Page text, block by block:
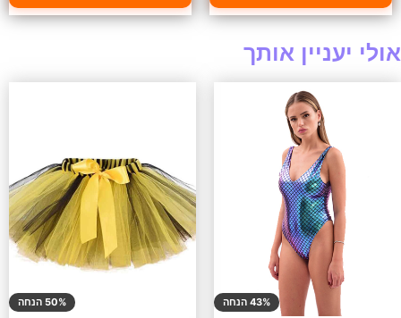
אולי יעניין אותך
43% הנחה 50% הנחה